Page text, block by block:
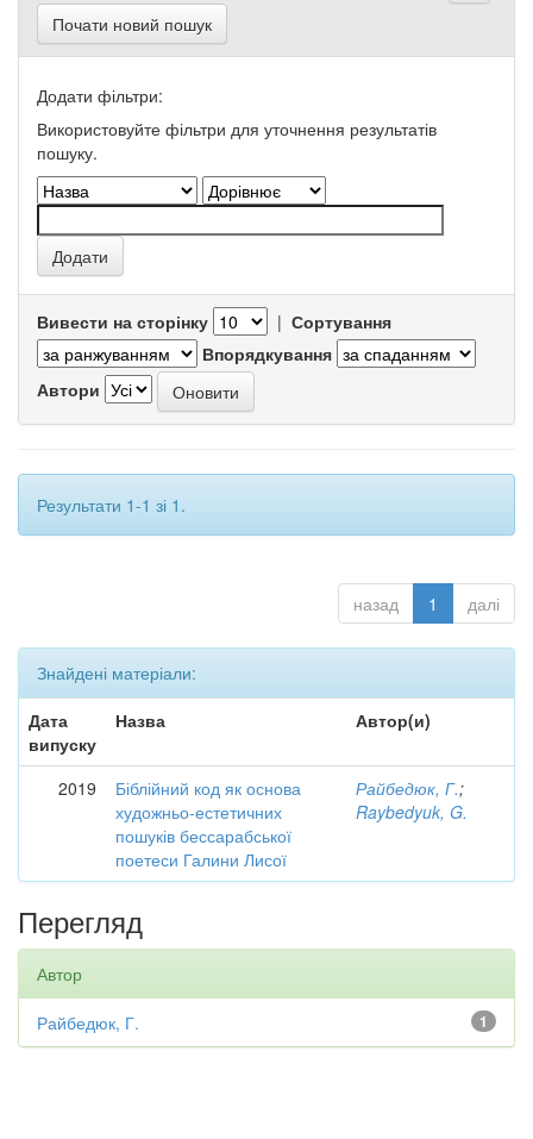
Почати новий пошук
Додати фільтри:
Використовуйте фільтри для уточнення результатів
пошуку.
Вивести на сторінку | Сортування
Впорядкування
Автори
Результати 1-1 зі 1.
назад 1 далі
Знайдені матеріали:
Дата
випуску
Назва Автор(и)
2019
Біблійний код як основа
художньо-естетичних
пошуків бессарабської
поетеси Галини Лисої
Райбедюк, Г.;
Raybedyuk, G.
Перегляд
Автор
1
Райбедюк, Г.